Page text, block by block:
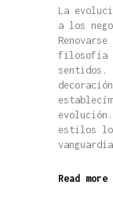
La
a los
filosofía
sentidos.
estilos
Read more